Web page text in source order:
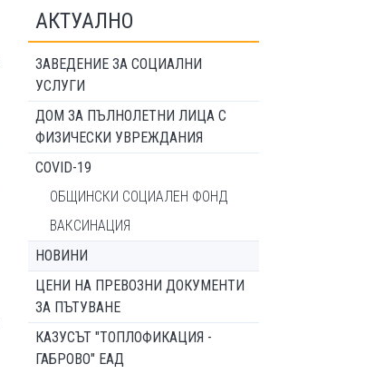
АКТУАЛНО
ЗАВЕДЕНИЕ ЗА СОЦИАЛНИ
УСЛУГИ
ДОМ ЗА ПЪЛНОЛЕТНИ ЛИЦА С
ФИЗИЧЕСКИ УВРЕЖДАНИЯ
COVID-19
ОБЩИНСКИ СОЦИАЛЕН ФОНД
ВАКСИНАЦИЯ
НОВИНИ
ЦЕНИ НА ПРЕВОЗНИ ДОКУМЕНТИ
ЗА ПЪТУВАНЕ
КАЗУСЪТ "ТОПЛОФИКАЦИЯ -
ГАБРОВО" ЕАД